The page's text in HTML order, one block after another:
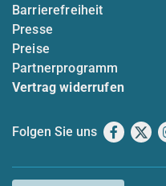
Barrierefreiheit
Presse
Preise
Partnerprogramm
Vertrag widerrufen
Folgen Sie uns X